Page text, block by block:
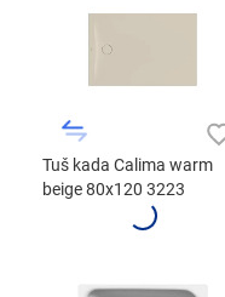
Tuš kada Calima warm
beige 80x120 3223